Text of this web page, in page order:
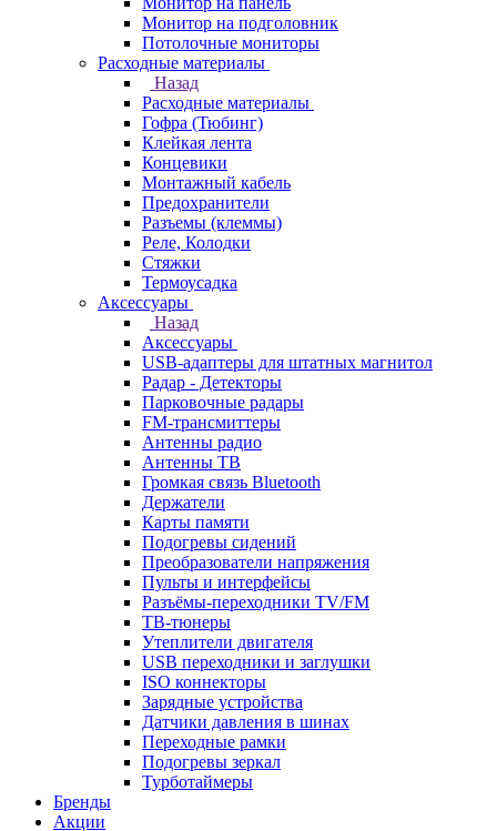
Монитор на подголовник
Потолочные мониторы
Расходные материалы
Назад
Расходные материалы
Гофра (Тюбинг)
Клейкая лента
Концевики
Монтажный кабель
Предохранители
Разъемы (клеммы)
Реле, Колодки
Стяжки
Термоусадка
Аксессуары
Назад
Аксессуары
USB-адаптеры для штатных магнитол
Радар - Детекторы
Парковочные радары
FM-трансмиттеры
Антенны радио
Антенны ТВ
Громкая связь Bluetooth
Держатели
Карты памяти
Подогревы сидений
Преобразователи напряжения
Пульты и интерфейсы
Разъёмы-переходники TV/FM
ТВ-тюнеры
Утеплители двигателя
USB переходники и заглушки
ISO коннекторы
Зарядные устройства
Датчики давления в шинах
Переходные рамки
Подогревы зеркал
Турботаймеры
Бренды
Акции